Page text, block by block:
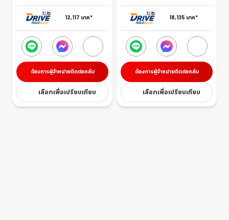
12,117 บาท*
ต้องการผู้จำหน่ายติดต่อกลับ
เลือกเพื่อเปรียบเทียบ
18,135 บาท*
ต้องการผู้จำหน่ายติดต่อกลับ
เลือกเพื่อเปรียบเทียบ